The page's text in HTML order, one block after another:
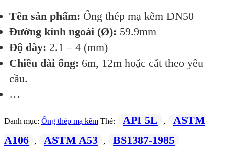
Tên sản phẩm: Ống thép mạ kẽm DN50
Đường kính ngoài (Ø): 59.9mm
Độ dày: 2.1 – 4 (mm)
Chiều dài ống: 6m, 12m hoặc cắt theo yêu
cầu.
…
Danh mục: Ống thép mạ kẽm Thẻ: API 5L ,
ASTM
A106
, ASTM A53 , BS1387-1985